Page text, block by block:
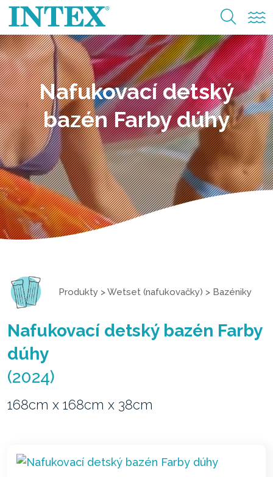
Nafukovací detský
bazén Farby dúhy
Produkty >Wetset (nafukovačky) > Bazéniky
Nafukovací detský bazén Farby
dúhy
(2024)
168cm x 168cm x 38cm